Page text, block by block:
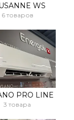
WS
6 товаров
PRO LINE
3 товара